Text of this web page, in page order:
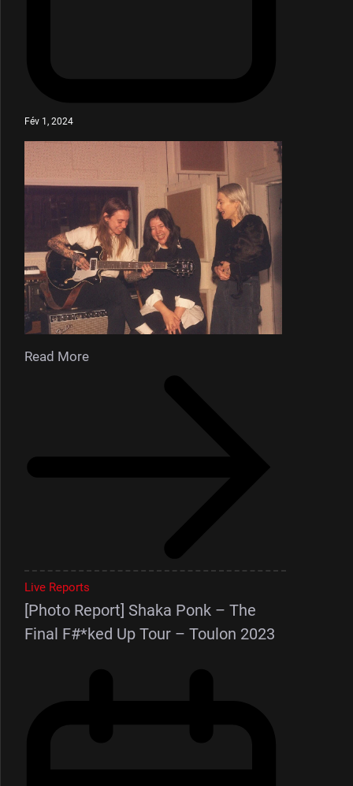
Fév 1, 2024
Read More
Live Reports
[Photo Report] Shaka Ponk – The
Final F#*ked Up Tour – Toulon 2023